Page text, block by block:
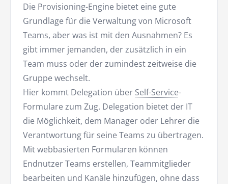
Die Provisioning-Engine bietet eine gute
Grundlage für die Verwaltung von Microsoft
Teams, aber was ist mit den Ausnahmen? Es
gibt immer jemanden, der zusätzlich in ein
Team muss oder der zumindest zeitweise die
Gruppe wechselt.
Hier kommt Delegation über Self-Service-
Formulare zum Zug. Delegation bietet der IT
die Möglichkeit, dem Manager oder Lehrer die
Verantwortung für seine Teams zu übertragen.
Mit webbasierten Formularen können
Endnutzer Teams erstellen, Teammitglieder
bearbeiten und Kanäle hinzufügen, ohne dass